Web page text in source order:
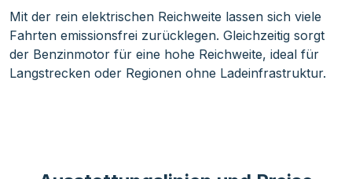
Mit der rein elektrischen Reichweite lassen sich viele
Fahrten emissionsfrei zurücklegen. Gleichzeitig sorgt
der Benzinmotor für eine hohe Reichweite, ideal für
Langstrecken oder Regionen ohne Ladeinfrastruktur.